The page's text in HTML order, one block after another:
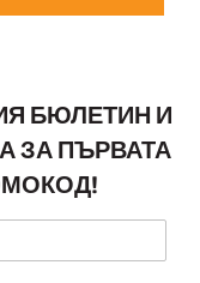
БЮЛЕТИН И
ЗА ПЪРВАТА